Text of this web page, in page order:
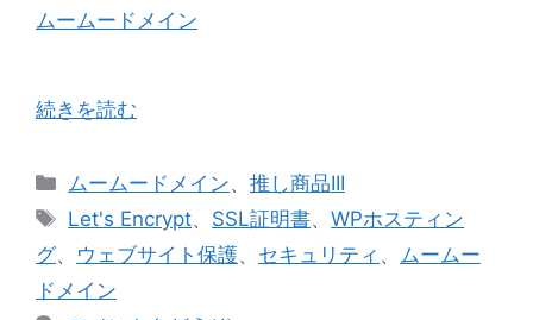
ムームードメイン
続きを読む
カ
テ
リ
ー
ムームードメイン、推し商品III
タ
グ
Let's Encrypt、 SSL証明書、WPホスティン
グ、 ウェブサイト保護、 セキュリティ 、 ムームー
ドメイン